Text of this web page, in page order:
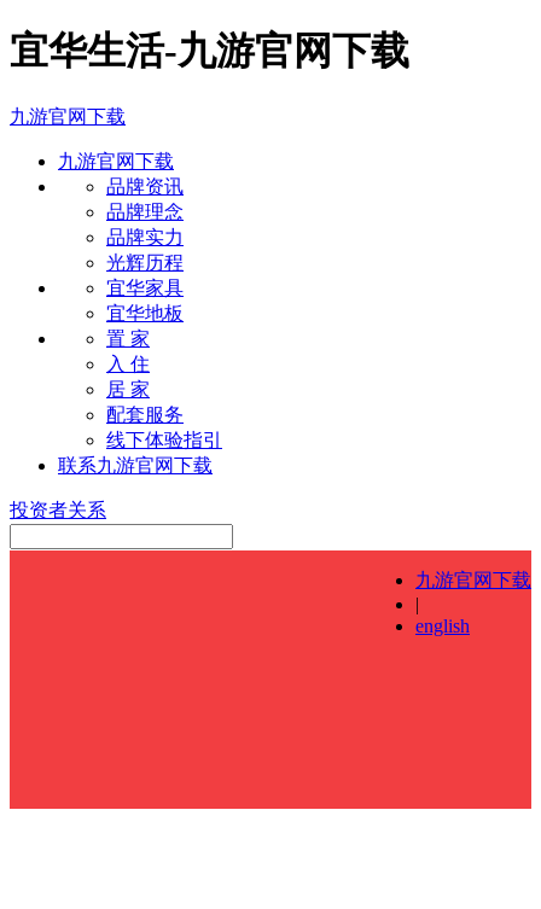
宜华生活-九游官网下载
九游官网下载
九游官网下载
品牌资讯
品牌理念
品牌实力
光辉历程
宜华家具
宜华地板
置 家
入 住
居 家
配套服务
线下体验指引
联系九游官网下载
投资者关系
九游官网下载
|
english